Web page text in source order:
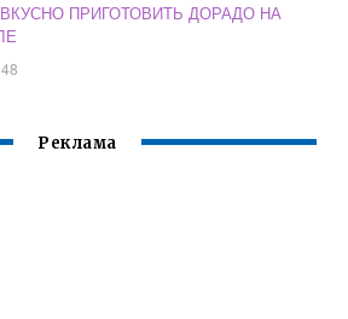
ПРИГОТОВИТЬ ДОРАДО НА
Реклама